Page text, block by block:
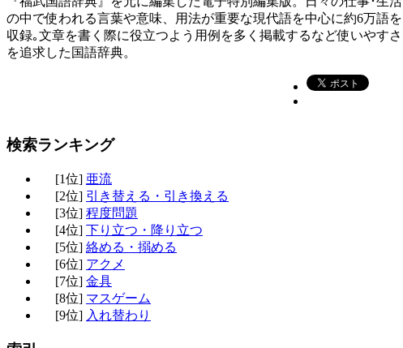
の中で使われる言葉や意味、用法が重要な現代語を中心に約6万語を
収録｡文章を書く際に役立つよう用例を多く掲載するなど使いやすさ
を追求した国語辞典。
検索ランキング
[1位] 亜流
[2位] 引き替える・引き換える
[3位] 程度問題
[4位] 下り立つ・降り立つ
[5位] 絡める・搦める
[6位] アクメ
[7位] 金具
[8位] マスゲーム
[9位] 入れ替わり